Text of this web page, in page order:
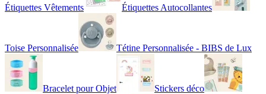
Étiquettes Vêtements Étiquettes Autocollantes
Toise Personnalisée Tétine Personnalisée - BIBS de Lux
Bracelet pour Objet Stickers déco